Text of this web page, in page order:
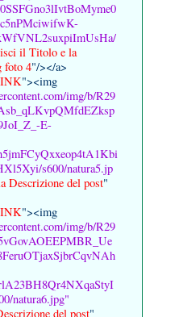
il Titolo e la
foto 4"/></a>
"><img
img/b/R29
E-
s600/natura5.jp
Descrizione del post"
"><img
img/b/R29
natura6.jpg"
del post"